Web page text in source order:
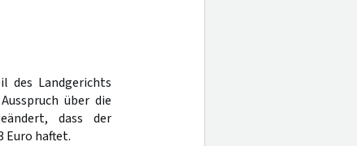
des Landgerichts
über die
dass der
Euro haftet.